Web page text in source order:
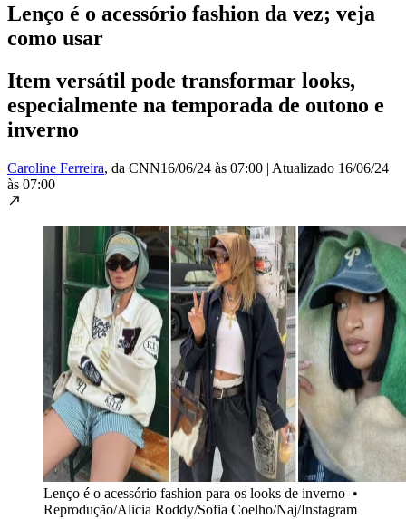
Lenço é o acessório fashion da vez; veja
como usar
Item versátil pode transformar looks,
especialmente na temporada de outono e
inverno
Caroline Ferreira, da CNN16/06/24 às 07:00 | Atualizado 16/06/24
às 07:00
Lenço é o acessório fashion para os looks de inverno •
Reprodução/Alicia Roddy/Sofia Coelho/Naj/Instagram